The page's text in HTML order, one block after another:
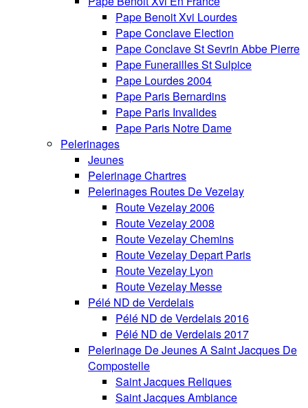
Pape Benoit Xvi Lourdes
Pape Conclave Election
Pape Conclave St Sevrin Abbe Pierre
Pape Funerailles St Sulpice
Pape Lourdes 2004
Pape Paris Bernardins
Pape Paris Invalides
Pape Paris Notre Dame
Pelerinages
Jeunes
Pelerinage Chartres
Pelerinages Routes De Vezelay
Route Vezelay 2006
Route Vezelay 2008
Route Vezelay Chemins
Route Vezelay Depart Paris
Route Vezelay Lyon
Route Vezelay Messe
Pélé ND de Verdelais
Pélé ND de Verdelais 2016
Pélé ND de Verdelais 2017
Pelerinage De Jeunes A Saint Jacques De
Compostelle
Saint Jacques Reliques
Saint Jacques Ambiance